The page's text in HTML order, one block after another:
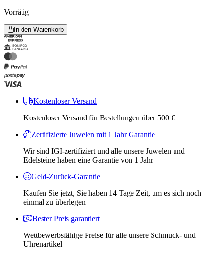
Vorrätig
In den Warenkorb
Kostenloser Versand
Kostenloser Versand für Bestellungen über 500 €
Zertifizierte Juwelen mit 1 Jahr Garantie
Wir sind IGI-zertifiziert und alle unsere Juwelen und
Edelsteine ​​haben eine Garantie von 1 Jahr
Geld-Zurück-Garantie
Kaufen Sie jetzt, Sie haben 14 Tage Zeit, um es sich noch
einmal zu überlegen
Bester Preis garantiert
Wettbewerbsfähige Preise für alle unsere Schmuck- und
Uhrenartikel